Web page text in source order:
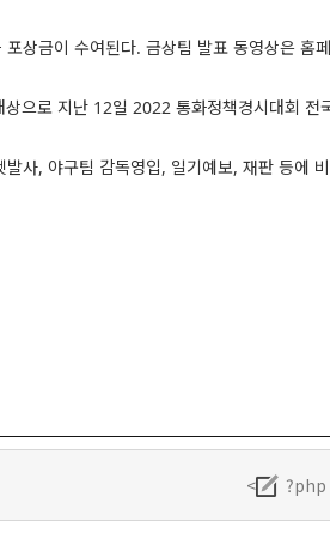
상금이 수여된다. 금상팀 발표 동영상은 홈
으로 지난 12일 2022 통화정책경시대회
사, 야구팀 감독영입, 일기예보, 재판 등에
<